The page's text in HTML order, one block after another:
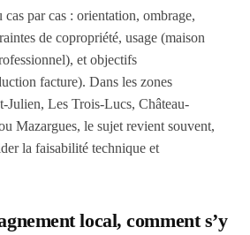
par cas : orientation, ombrage,
de copropriété, usage (maison
et objectifs
facture). Dans les zones
Julien, Les Trois-Lucs, Château-
Mazargues, le sujet revient souvent,
la faisabilité technique et
local, comment s’y